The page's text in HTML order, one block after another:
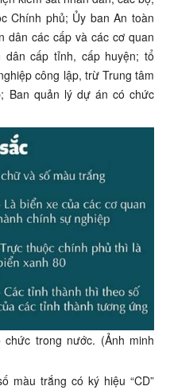
Chính phủ; Ủy ban An toàn
dân các cấp và các cơ quan
dân cấp tỉnh, cấp huyện; tổ
công lập, trừ Trung tâm
Ban quản lý dự án có chức
trong nước. (Ảnh minh
màu trắng có ký hiệu “CD”